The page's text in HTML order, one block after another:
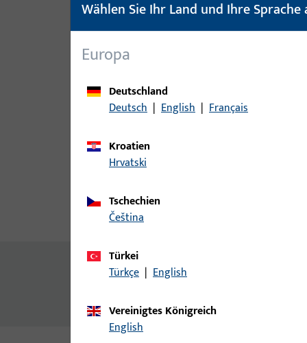
Produktbeschreibung
Zusatzinformationen
Wählen Sie Ihr Land und Ihre Sprache
Europa
Deutschland
Deutsch | English | Français
Kroatien
Hrvatski
Tschechien
čeština
Türkei
Türkçe | English
Vereinigtes Königreich
English